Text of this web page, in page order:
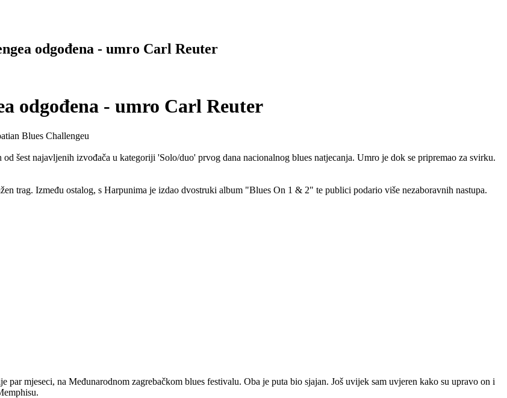
odgođena - umro Carl Reuter
odgođena - umro Carl Reuter
Blues Challengeu
šest najavljenih izvođača u kategoriji 'Solo/duo' prvog dana nacionalnog blues natjecanja. Umro je dok se pripremao za svirku.
trag. Između ostalog, s Harpunima je izdao dvostruki album "Blues On 1 & 2" te publici podario više nezaboravnih nastupa.
mjeseci, na Međunarodnom zagrebačkom blues festivalu. Oba je puta bio sjajan. Još uvijek sam uvjeren kako su upravo on i